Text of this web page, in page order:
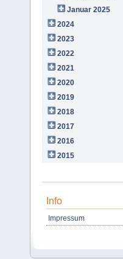
Januar 2025
2024
2023
2022
2021
2020
2019
2018
2017
2016
2015
Info
Impressum